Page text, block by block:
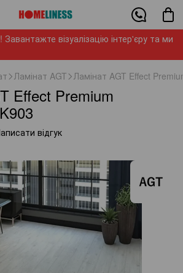
візуалізацію інтер'єру та ми
Ламінат AGT Ламінат AGT Effect
Effect Premium
відгук